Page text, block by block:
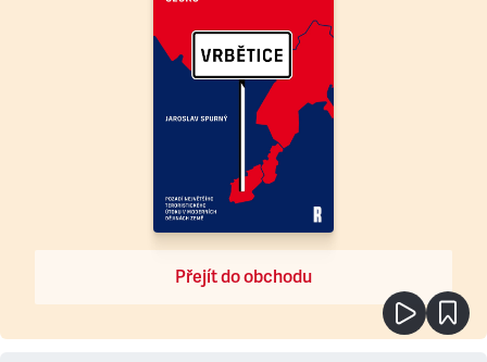
Přejít do obchodu